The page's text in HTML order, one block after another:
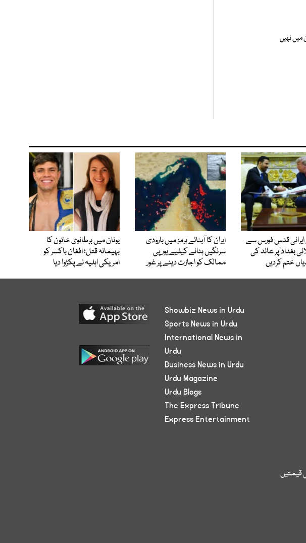
میں نہیں
ایرانی قدس فورس سے
بغداد‘پر عائد کی
ختم کردیں
ایران کا آبنائے ہرمز میں بارودی
سرنگیں ہٹانے کیلیے یورپی
ممالک کو اجازت دینے پر غور
یونان میں برطانوی خاتون کا
بہیمانہ قتل؛ افغان باکسر کو
امریکی اہلیہ نے پکڑوا دیا
قیمتیں
Showbiz News in Urdu
Sports News in Urdu
International News in
Urdu
Business News in Urdu
Urdu Magazine
Urdu Blogs
The Express Tribune
Express Entertainment